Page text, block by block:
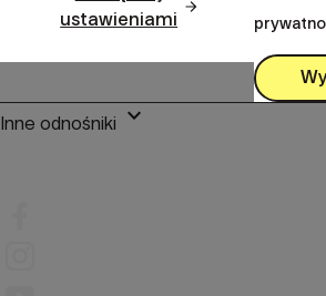
ustawieniami
Ważne informacjekeyboard_arrow_down
Inne odnośniki keyboard_arrow_down